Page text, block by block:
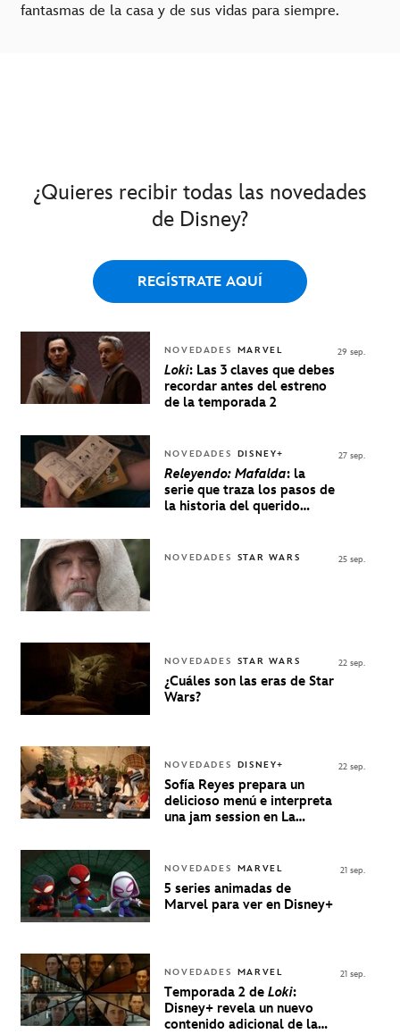
fantasmas de la casa y de sus vidas para siempre.
¿Quieres recibir todas las novedades
de Disney?
REGÍSTRATE AQUÍ
NOVEDADES MARVEL
Loki: Las 3 claves que debes
recordar antes del estreno
de la temporada 2
29 sep.
NOVEDADES DISNEY+
Releyendo: Mafalda: la
serie que traza los pasos de
la historia del querido
27 sep.
NOVEDADES STAR WARS 25 sep.
NOVEDADES STAR WARS
¿Cuáles son las eras de Star
Wars?
22 sep.
NOVEDADES DISNEY+
Sofía Reyes prepara un
delicioso menú e interpreta
una jam session en La
22 sep.
NOVEDADES MARVEL
5 series animadas de
Marvel para ver en Disney+
21 sep.
NOVEDADES MARVEL
Temporada 2 de Loki:
Disney+ revela un nuevo
contenido adicional de la
21 sep.